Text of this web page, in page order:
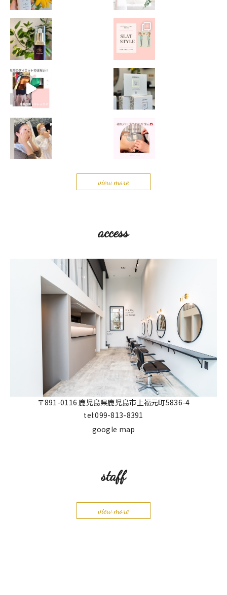
view more
access
〒891-0116 鹿児島県鹿児島市上福元町5836-4
tel:099-813-8391
google map
staff
view more